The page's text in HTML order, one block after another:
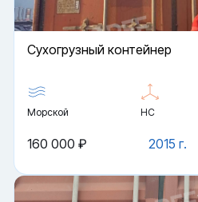
Cухогрузный контейнер
Морской HC
2015 г.
160 000 ₽